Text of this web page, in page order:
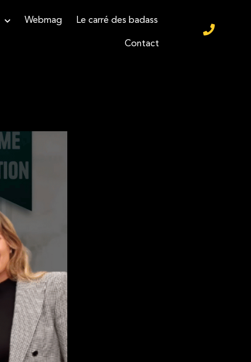
Webmag Le carré des badass
Contact